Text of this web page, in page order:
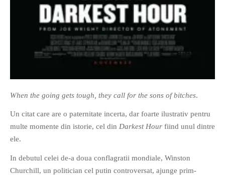
If you like movies, words and
mind games, then this is the
famous movies by using the
very letters of their titles!
RASFOIESTE
When the going gets tough, they call for the sons of bitches.
Un citat care are o paternitate incerta, dar foarte ilustrativ pentru
multe momente din istorie, cel din Darkest Hour fiind unul dintre
ele.
In debutul celei de-a doua conflagratii mondiale, Winston
Churchill, un politician cel putin controversat, ajunge prim-